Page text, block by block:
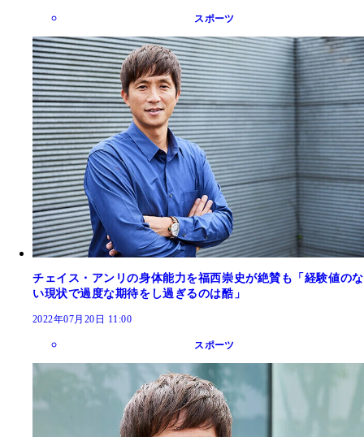
スポーツ
チェイス・アンリの身体能力を福西崇史が絶賛も「経験値のな
い現状で過度な期待をし過ぎるのは酷」
2022年07月20日 11:00
スポーツ